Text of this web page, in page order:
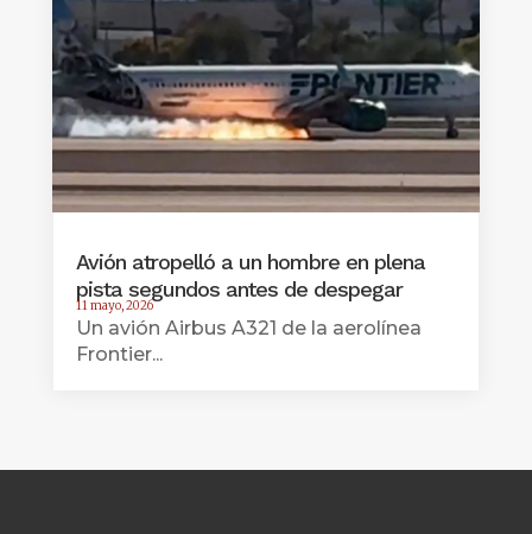
Avión atropelló a un hombre en plena
pista segundos antes de despegar
11 mayo, 2026
Un avión Airbus A321 de la aerolínea
Frontier...